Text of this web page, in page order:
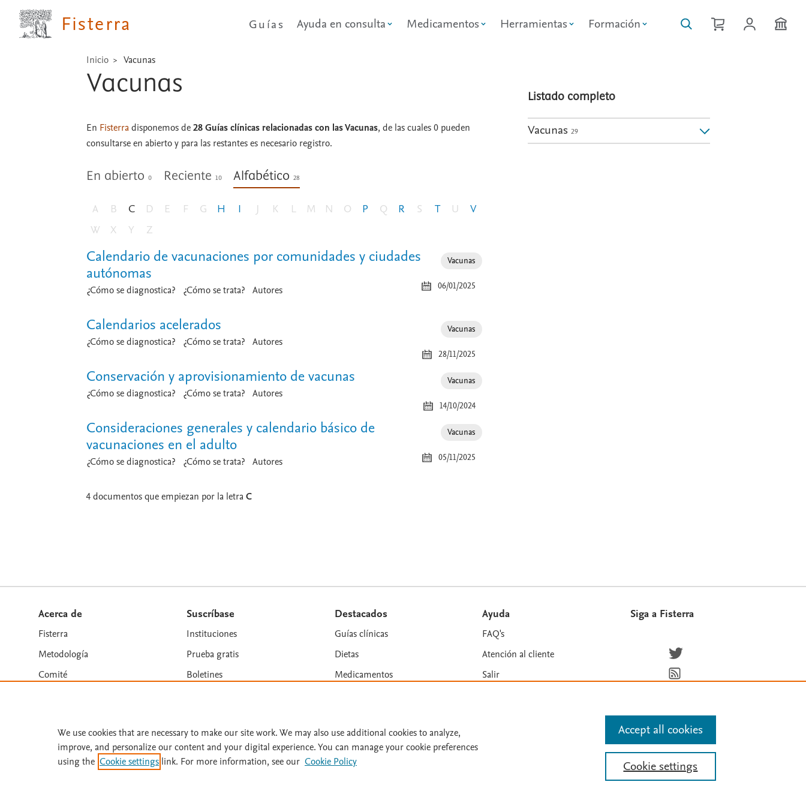
Fisterra Guías Ayuda en consulta Medicamentos Herramientas Formación
Inicio Vacunas
Vacunas
En Fisterradisponemos de28 Guías clínicas relacionadas con las Vacunas, de las cuales 0 pueden
consultarse en abierto y para las restantes es necesario registro.
En abierto 0 Reciente 10 Alfabético28
A B C D E F G H I J K L M N O P Q R S T U
V
W
X Y Z
Vacunas
06/01/2025
Calendario de vacunaciones por comunidades y ciudades
autónomas
¿Cómo se diagnostica? ¿Cómo se trata? Autores
Vacunas
28/11/2025
Calendarios acelerados
¿Cómo se diagnostica? ¿Cómo se trata? Autores
Vacunas
14/10/2024
Conservación y aprovisionamiento de vacunas
¿Cómo se diagnostica? ¿Cómo se trata? Autores
Vacunas
05/11/2025
Consideraciones generales y calendario básico de
vacunaciones en el adulto
¿Cómo se diagnostica? ¿Cómo se trata? Autores
4documentos que empiezan por la letraC
Listado completo
Vacunas 29
Acerca de
Fisterra
Metodología
Comité
Suscríbase
Instituciones
Prueba gratis
Boletines
Destacados
Guías clínicas
Dietas
Medicamentos
Ayuda
FAQ's
Atención al cliente
Salir
Siga a Fisterra
Síguenos en Twitter
Suscríbete para recibir las
Términos y condiciones
Política de privacidad
Copyright ©2026Elsevier España SLU, sus licenciantes y colaboradores. Se reservan todos los derechos, incluidos los de minería de texto y datos, entrenamiento de IA y tecnologías
similares. Página actualizada en: Página actualizada en: 31/07/2026.
We use cookies that are necessary to make our site work. We may also use additional cookies to analyze,
improve, and personalize our content and your digital experience. You can manage your cookie preferences
using the Cookie settings link. For more information, see our Cookie Policy Cookie settings
Accept all cookies